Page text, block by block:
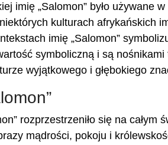
imię „Salomon” było używane
kulturach afrykańskich
imię „Salomon”
symboliczną i są
wyjątkowego i głębokiego
rozprzestrzeniło się na
mądrości, pokoju i